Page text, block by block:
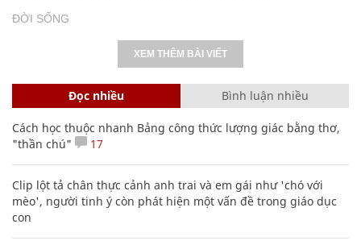
ĐỜI SỐNG
XEM THÊM BÀI VIẾT
Đọc nhiều Bình luận nhiều
Cách học thuộc nhanh Bảng công thức lượng giác bằng thơ,
"thần chú"
17
Clip lột tả chân thực cảnh anh trai và em gái như 'chó với
mèo', người tinh ý còn phát hiện một vấn đề trong giáo dục
con